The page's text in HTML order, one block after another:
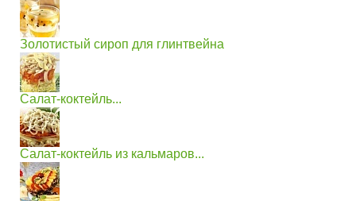
Золотистый сироп для глинтвейна
Салат-коктейль...
Салат-коктейль из кальмаров...